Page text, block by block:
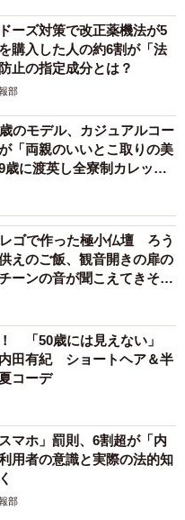
ーズ対策で改正薬機法が5
購入した人の約6割が「法
止の指定成分とは？
部
のモデル、カジュアルコー
「両親のいいとこ取りの美
に渡英し全寮制カレッジ
ゴで作った極小仏壇 ろう
えのご飯、観音開きの扉の
ーンの音が聞こえてきそ
「50歳には見えない」
内田有紀 ショートヘア＆半
コーデ
マホ」罰則、6割超が「内
用者の意識と実際の法的知
部